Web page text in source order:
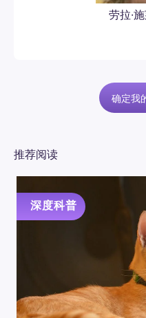
劳拉·
确定我
推荐阅读
深度科普